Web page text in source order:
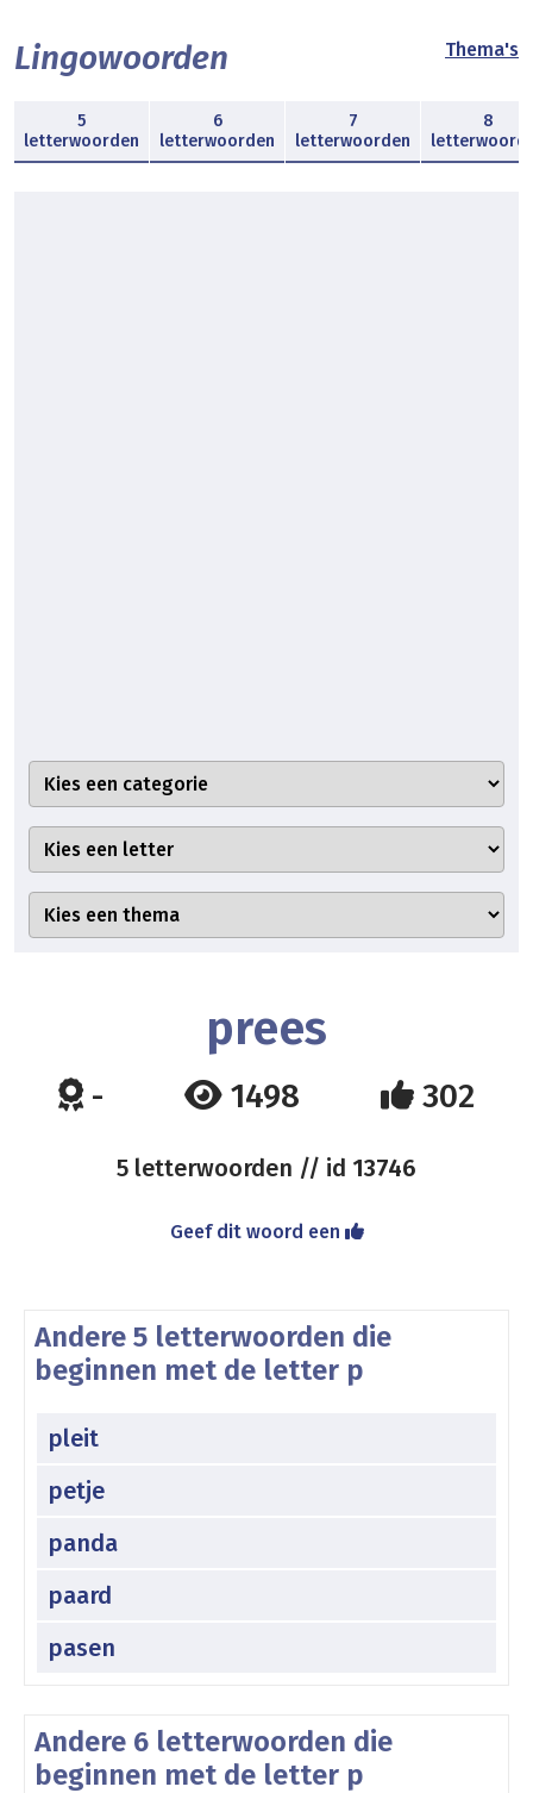
Lingowoorden Thema's
5
letterwoorden
6
letterwoorden
7
letterwoorden
8
prees
- 1498 302
5 letterwoorden // id 13746
Geef dit woord een
Andere 5 letterwoorden die
beginnen met de letter p
pleit
petje
panda
paard
pasen
Andere 6 letterwoorden die
beginnen met de letter p